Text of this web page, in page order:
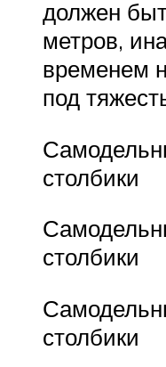
должен
метров,
временем
под
столбики
столбики
столбики